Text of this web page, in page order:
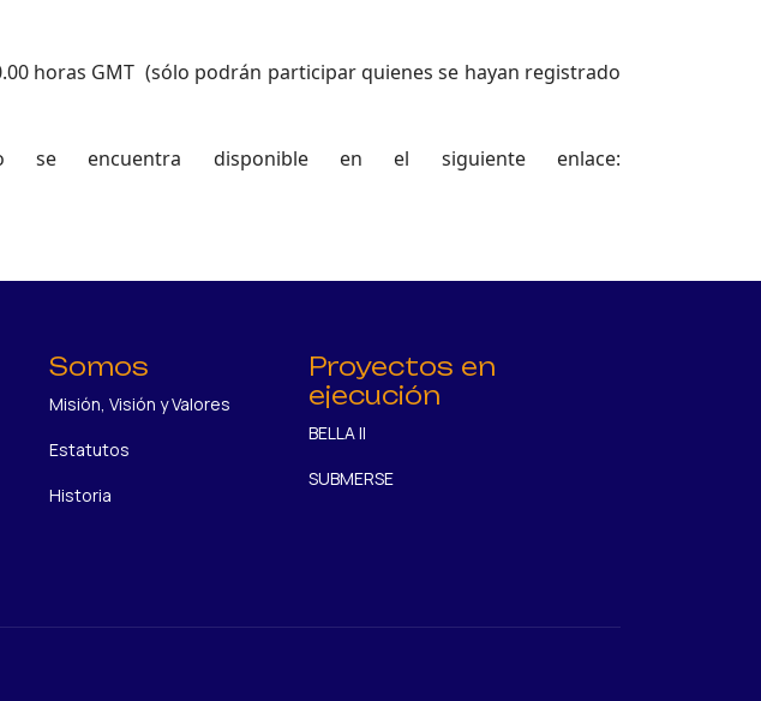
horas GMT (sólo podrán participar quienes se hayan registrado
encuentra disponible en el siguiente enlace:
Somos
Misión, Visión y Valores
Estatutos
Historia
Proyectos en
ejecución
BELLA II
SUBMERSE